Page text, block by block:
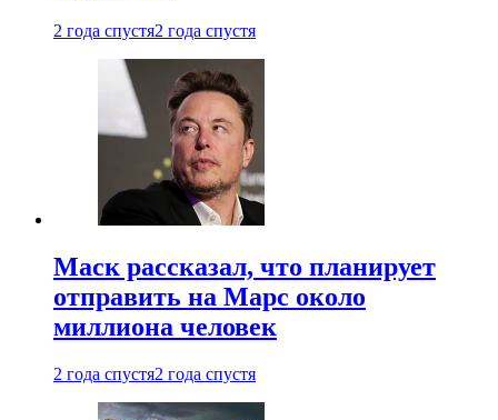
2 года спустя2 года спустя
Маск рассказал, что планирует
отправить на Марс около
миллиона человек
2 года спустя2 года спустя